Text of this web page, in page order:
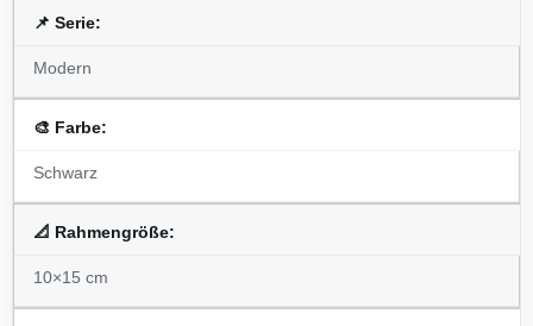
📌 Serie:
Modern
🎨 Farbe:
Schwarz
📐 Rahmengröße:
10×15 cm